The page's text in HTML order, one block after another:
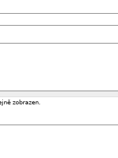
zobrazen.